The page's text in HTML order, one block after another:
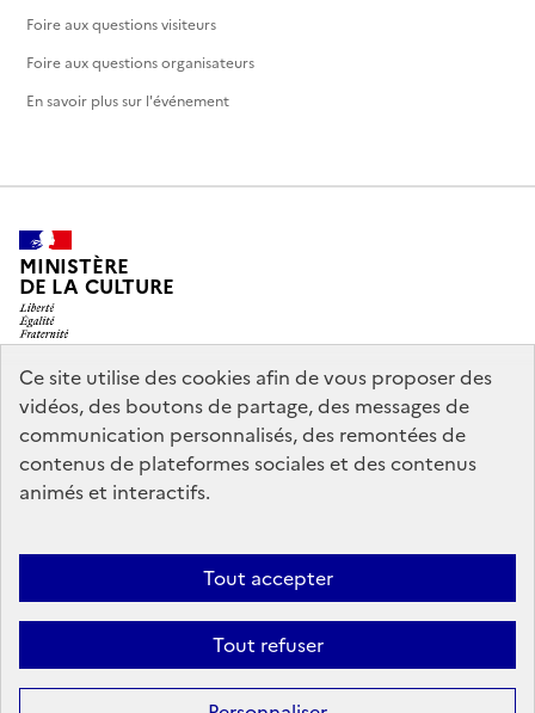
Ce site utilise des cookies afin de vous proposer des
vidéos, des boutons de partage, des messages de
communication personnalisés, des remontées de
contenus de plateformes sociales et des contenus
animés et interactifs.
Tout accepter
Tout refuser
Foire aux questions visiteurs
Foire aux questions organisateurs
En savoir plus sur l'événement
MINISTÈRE
DE LA CULTURE
legifrance.gouv.fr
info.gouv.fr
service-public.gouv.fr
data.gouv.fr
Mentions légales
conforme
Politique d’utilisation des témoins de connexion
Sauf mention contraire, tous les contenus de ce site sont sous